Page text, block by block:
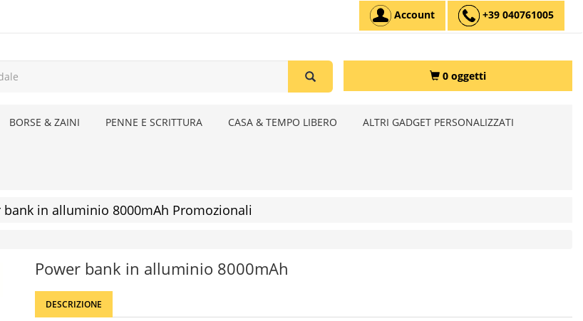
Account +39 040761005
0 oggetti
BORSE & ZAINI PENNE E SCRITTURA CASA & TEMPO LIBERO ALTRI GADGET PERSONALIZZATI
bank in alluminio 8000mAh Promozionali
Power bank in alluminio 8000mAh
DESCRIZIONE